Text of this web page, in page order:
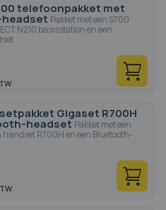
telefoonpakket met
Pakket met een S700
N210 basisstation en een
Gigaset R700H
headsetPakket met een
R700H en een Bluetooth-